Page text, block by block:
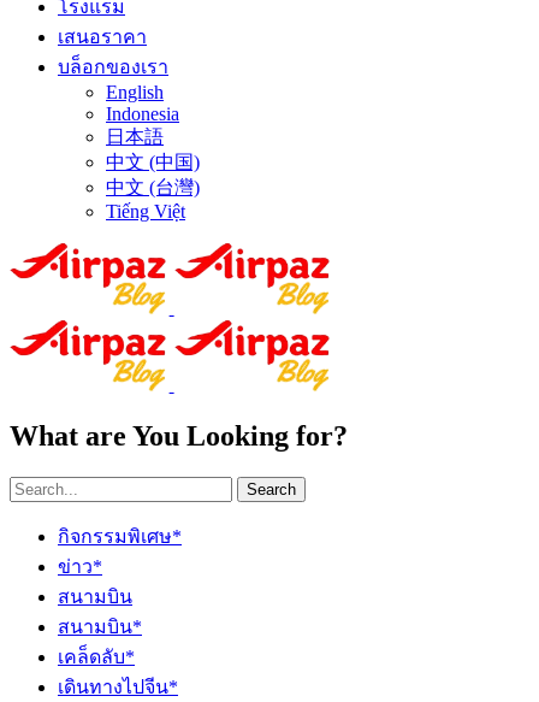
โรงแรม
เสนอราคา
บล็อกของเรา
English
Indonesia
日本語
中文 (中国)
中文 (台灣)
Tiếng Việt
What are You Looking for?
Search
กิจกรรมพิเศษ*
ข่าว*
สนามบิน
สนามบิน*
เคล็ดลับ*
เดินทางไปจีน*